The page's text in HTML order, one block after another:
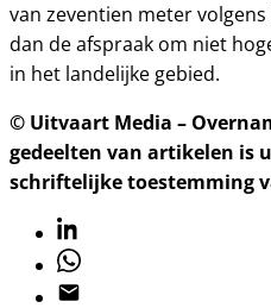
van zeventien meter
dan de afspraak om niet
in het landelijke gebied.
© Uitvaart Media –
gedeelten van artikelen is
schriftelijke toestemming
Linkedin
Whatsapp
Email